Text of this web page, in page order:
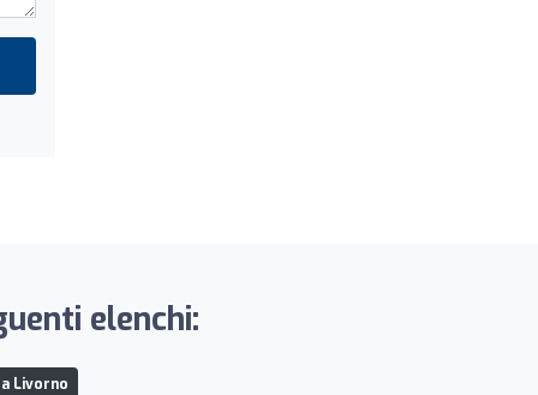
elenchi:
Livorno